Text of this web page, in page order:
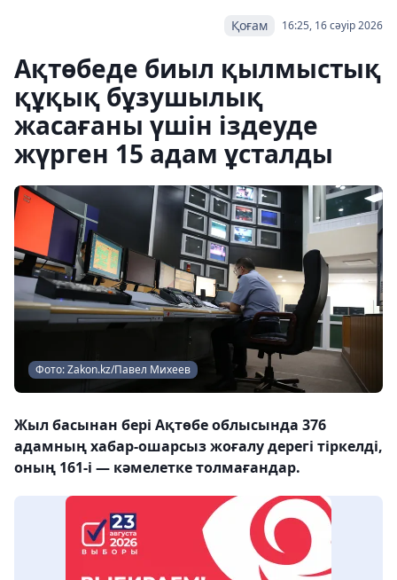
16:25, 16 сәуір 2026
Қоғам
Ақтөбеде биыл қылмыстық
құқық бұзушылық
жасағаны үшін іздеуде
жүрген 15 адам ұсталды
Фото: Zakon.kz/Павел Михеев
Жыл басынан бері Ақтөбе облысында 376
адамның хабар-ошарсыз жоғалу дерегі тіркелді,
оның 161-і — кәмелетке толмағандар.